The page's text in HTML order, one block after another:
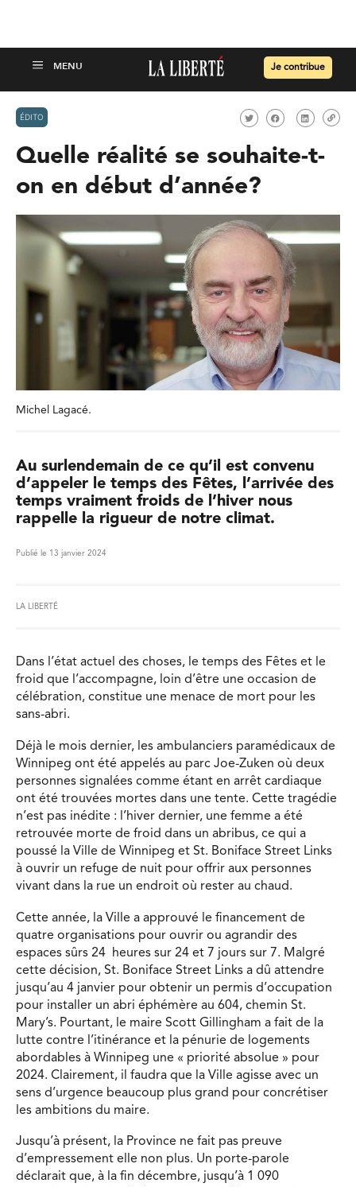
Je contribue
ÉDITO
Quelle réalité se souhaite-t-
on en début d’année?
Michel Lagacé.
Au surlendemain de ce qu’il est convenu
d’appeler le temps des Fêtes, l’arrivée des
temps vraiment froids de l’hiver nous
rappelle la rigueur de notre climat.
Publié le 13 janvier 2024
LA LIBERTÉ
Dans l’état actuel des choses, le temps des Fêtes et le
froid que l’accompagne, loin d’être une occasion de
célébration, constitue une menace de mort pour les
sans-abri.
Déjà le mois dernier, les ambulanciers paramédicaux de
Winnipeg ont été appelés au parc Joe-Zuken où deux
personnes signalées comme étant en arrêt cardiaque
ont été trouvées mortes dans une tente. Cette tragédie
n’est pas inédite : l’hiver dernier, une femme a été
retrouvée morte de froid dans un abribus, ce qui a
poussé la Ville de Winnipeg et St. Boniface Street Links
à ouvrir un refuge de nuit pour offrir aux personnes
vivant dans la rue un endroit où rester au chaud.
Cette année, la Ville a approuvé le financement de
quatre organisations pour ouvrir ou agrandir des
espaces sûrs 24 heures sur 24 et 7 jours sur 7. Malgré
cette décision, St. Boniface Street Links a dû attendre
jusqu’au 4 janvier pour obtenir un permis d’occupation
pour installer un abri éphémère au 604, chemin St.
Mary’s. Pourtant, le maire Scott Gillingham a fait de la
lutte contre l’itinérance et la pénurie de logements
abordables à Winnipeg une « priorité absolue » pour
2024. Clairement, il faudra que la Ville agisse avec un
sens d’urgence beaucoup plus grand pour concrétiser
les ambitions du maire.
Jusqu’à présent, la Province ne fait pas preuve
d’empressement elle non plus. Un porte-parole
déclarait que, à la fin décembre, jusqu’à 1 090